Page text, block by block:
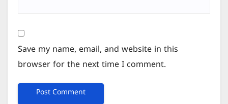
Save my name, email, and website in this
browser for the next time I comment.